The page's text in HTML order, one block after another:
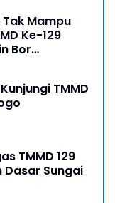
Mampu
Ke-129
Bor
TMMD
TMMD 129
Dasar Sungai